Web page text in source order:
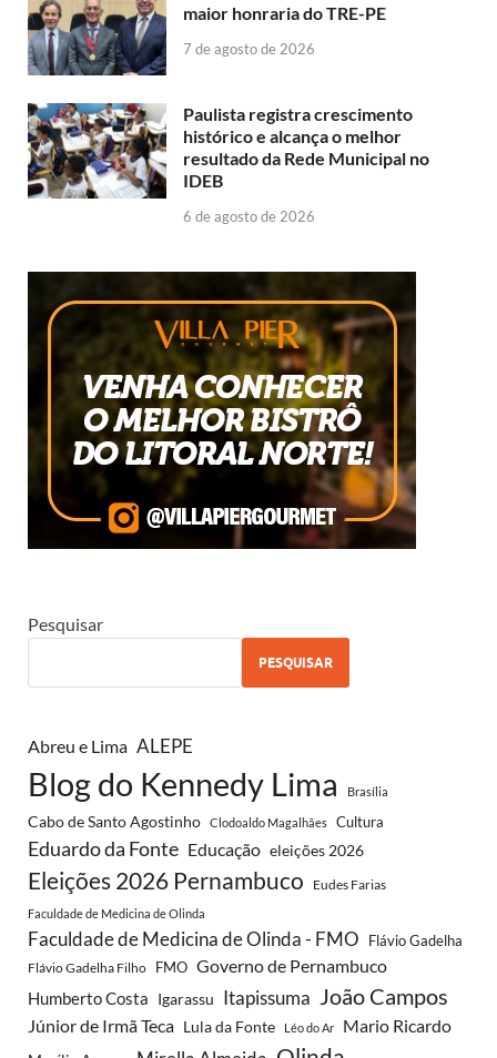
maior honraria do TRE-PE
7 de agosto de 2026
Paulista registra crescimento
histórico e alcança o melhor
resultado da Rede Municipal no
IDEB
6 de agosto de 2026
Pesquisar
PESQUISAR
Abreu e Lima ALEPE
Blog do Kennedy Lima Brasília
Cabo de Santo Agostinho Clodoaldo Magalhães Cultura
Eduardo da Fonte Educação eleições 2026
Eleições 2026 Pernambuco Eudes Farias
Faculdade de Medicina de Olinda
Faculdade de Medicina de Olinda - FMO Flávio Gadelha
Flávio Gadelha Filho FMO Governo de Pernambuco
Humberto Costa Igarassu Itapissuma João Campos
Júnior de Irmã Teca Lula da Fonte Léo do Ar Mario Ricardo